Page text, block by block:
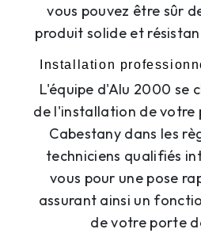
vous pouvez être sûr
produit solide et
Installation
L'équipe d'Alu 2000 se
de l'installation de votre
Cabestany dans les
techniciens qualifiés
vous pour une pose
assurant ainsi un
de votre porte